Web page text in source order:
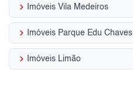
keyboard_arrow_right Imóveis Vila Medeiros
keyboard_arrow_right Imóveis Parque Edu Chaves
keyboard_arrow_right Imóveis Limão